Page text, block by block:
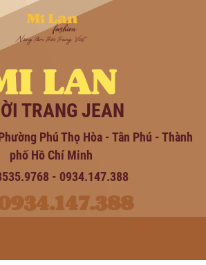
LAN
TRANG JEAN
Phú Thọ Hòa - Tân Phú - Thành
phố Hồ Chí Minh
- 0934.147.388